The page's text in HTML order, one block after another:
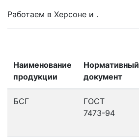
Работаем в Херсоне и .
Наименование
продукции
Нормативный
документ
БСГ
ГОСТ
7473-94